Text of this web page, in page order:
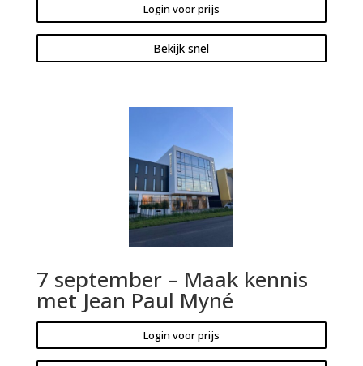
Login voor prijs
Bekijk snel
7 september – Maak kennis
met Jean Paul Myné
Login voor prijs